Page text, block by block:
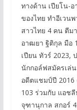
ทางด้าน เปียโน-
ของไทย ทำอีเวน
สาวไทย 4 คน ตีม
อาฒยา ฐิติกุล มือ
เปียน ทัวร์ 2023,
นักกอล์ฟสมัครเล่
อดีตแชมป์ปี 2016
103 ร่วมกับ แอช
จุฑานุกาล สกอร์